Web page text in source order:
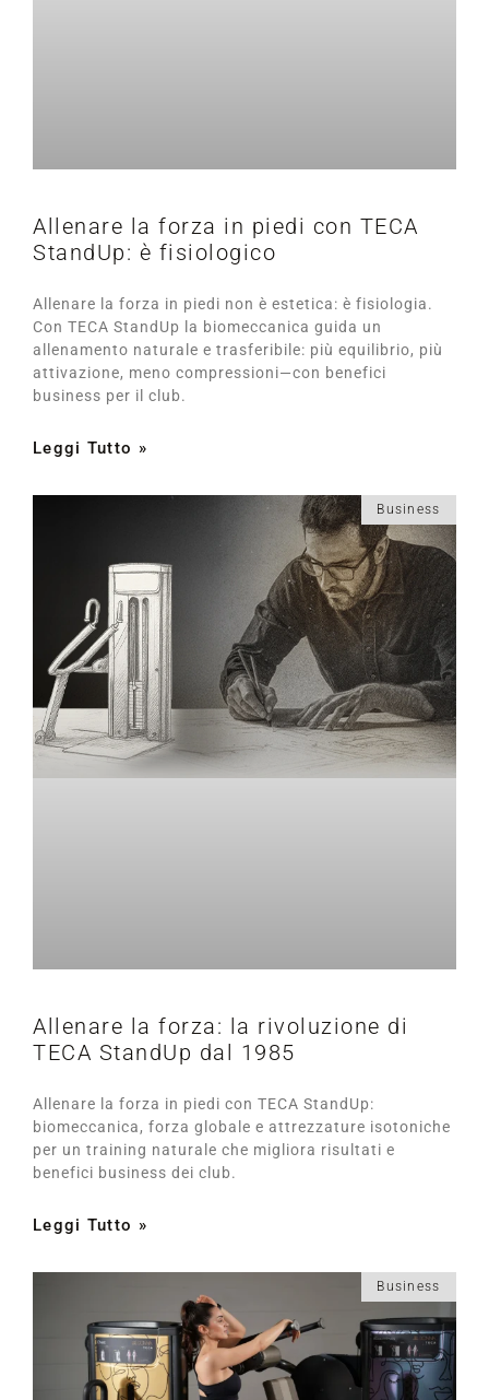
Allenare la forza in piedi con TECA
StandUp: è fisiologico
Allenare la forza in piedi non è estetica: è fisiologia.
Con TECA StandUp la biomeccanica guida un
allenamento naturale e trasferibile: più equilibrio, più
attivazione, meno compressioni—con benefici
business per il club.
Leggi Tutto »
Business
Allenare la forza: la rivoluzione di
TECA StandUp dal 1985
Allenare la forza in piedi con TECA StandUp:
biomeccanica, forza globale e attrezzature isotoniche
per un training naturale che migliora risultati e
benefici business dei club.
Leggi Tutto »
Business